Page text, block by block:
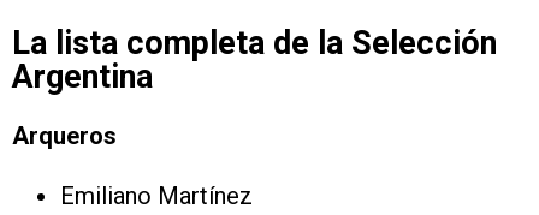
La lista completa de la Selección
Argentina
Arqueros
Emiliano Martínez